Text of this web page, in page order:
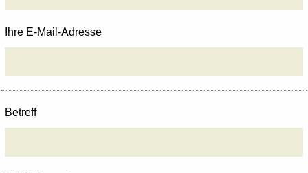
Ihre E-Mail-Adresse
Betreff